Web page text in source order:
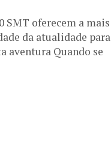
SMT oferecem a mais
da atualidade para
aventura Quando se